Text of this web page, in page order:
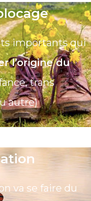
importants qui
l’origine du
trans
autre)
va se faire du